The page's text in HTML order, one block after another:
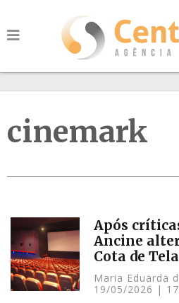
cinemark
Após
Ancine
Cota de Tela
Maria Eduarda
19/05/2026